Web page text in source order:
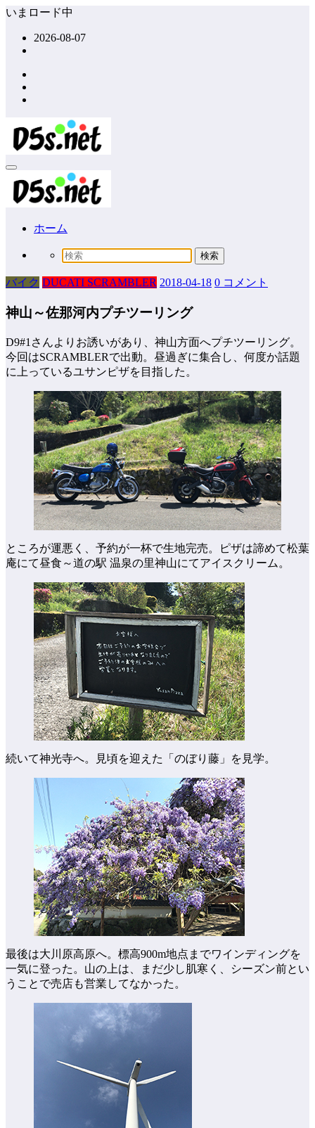
コ
ッ
プ
いまロード中
2026-08-07
ホーム
バイク DUCATI SCRAMBLER 2018-04-18 0 コメント
神山～佐那河内プチツーリング
D9#1さんよりお誘いがあり、神山方面へプチツーリング。
今回はSCRAMBLERで出動。昼過ぎに集合し、何度か話題
に上っているユサンピザを目指した。
ところが運悪く、予約が一杯で生地完売。ピザは諦めて松葉
庵にて昼食～道の駅 温泉の里神山にてアイスクリーム。
続いて神光寺へ。見頃を迎えた「のぼり藤」を見学。
最後は大川原高原へ。標高900m地点までワインディングを
一気に登った。山の上は、まだ少し肌寒く、シーズン前とい
うことで売店も営業してなかった。